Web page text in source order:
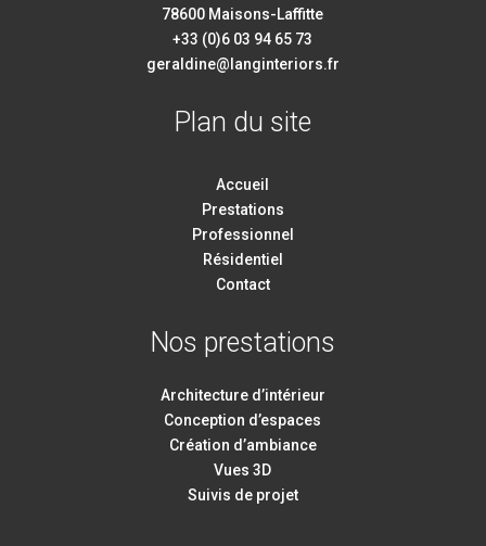
78600 Maisons-Laffitte
+33 (0)6 03 94 65 73
geraldine@langinteriors.fr
Plan du site
Accueil
Prestations
Professionnel
Résidentiel
Contact
Nos prestations
Architecture d’intérieur
Conception d’espaces
Création d’ambiance
Vues 3D
Suivis de projet